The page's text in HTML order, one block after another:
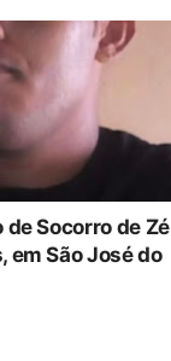
Socorro de Zé
em São José do